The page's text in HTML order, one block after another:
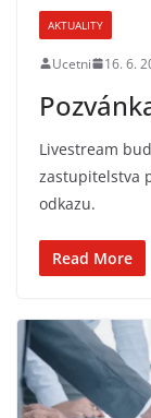
AKTUALITY
Ucetni 16. 6.
Livestream
zastupitelstva
odkazu.
Read More